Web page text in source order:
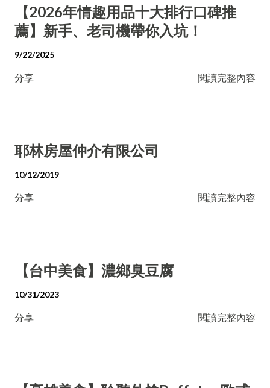
【2026年情趣用品十大排行口碑推
薦】新手、老司機帶你入坑！
9/22/2025
分享 閱讀完整內容
耶林房屋仲介有限公司
10/12/2019
分享 閱讀完整內容
【台中美食】濃鄉臭豆腐
10/31/2023
分享 閱讀完整內容